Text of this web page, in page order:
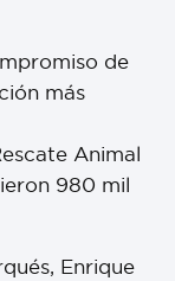
de
más
Animal
980 mil
Enrique